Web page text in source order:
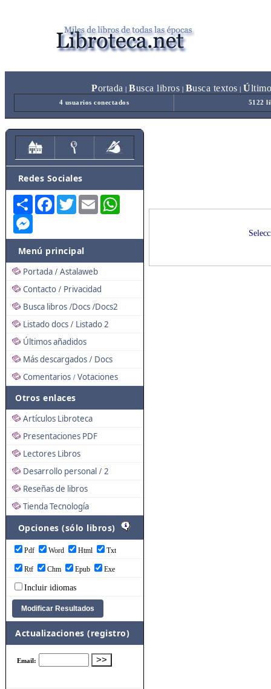
Portada Busca libros Busca textos Ú
4 usuarios conectados 5122
Redes Sociales
Share FacebookTwitterEmail
Menú principal
Portada / Astalaweb
Contacto / Privacidad
Busca libros /Docs /Docs2
Listado docs / Listado 2
Últimos añadidos
Más descargados / Docs
Comentarios / Votaciones
Otros enlaces
Artículos Libroteca
Presentaciones PDF
Lectores Libros
Desarrollo personal / 2
Reseñas de libros
Tienda Tecnología
Opciones (sólo libros)
Pdf Word Html Txt
Rtf Chm Epub Exe
Incluir idiomas
Actualizaciones (registro)